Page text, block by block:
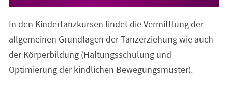
In den Kindertanzkursen findet die Vermittlung der
allgemeinen Grundlagen der Tanzerziehung wie auch
der Körperbildung (Haltungsschulung und
Optimierung der kindlichen Bewegungsmuster).